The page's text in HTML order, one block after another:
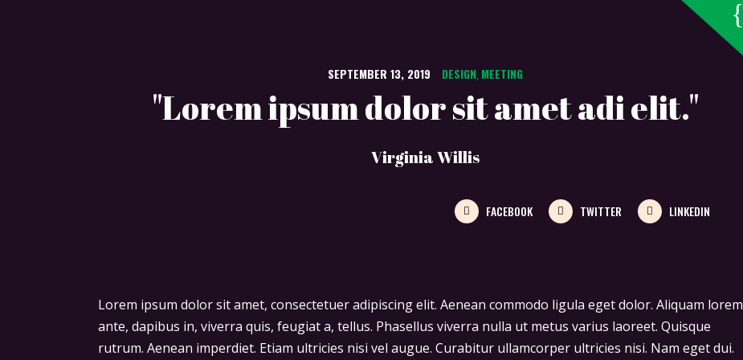
SEPTEMBER 13, 2019 DESIGN, MEETING
"Lorem ipsum dolor sit amet adi elit."
Virginia Willis
FACEBOOK TWITTER LINKEDIN
Lorem ipsum dolor sit amet, consectetuer adipiscing elit. Aenean commodo ligula eget dolor. Aliquam lorem
ante, dapibus in, viverra quis, feugiat a, tellus. Phasellus viverra nulla ut metus varius laoreet. Quisque
rutrum. Aenean imperdiet. Etiam ultricies nisi vel augue. Curabitur ullamcorper ultricies nisi. Nam eget dui.